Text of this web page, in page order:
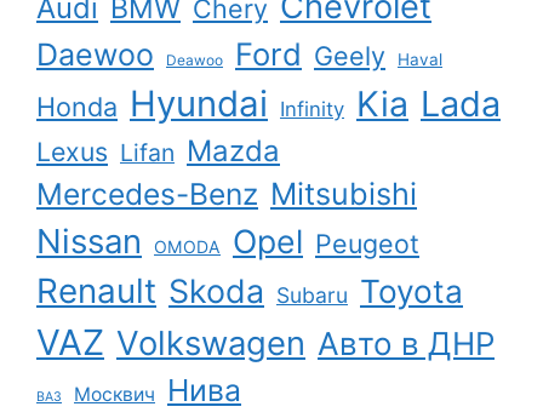
Audi BMW Chery
Daewoo Deawoo Ford Geely Haval
Honda Hyundai Infinity Kia Lada
Lexus Lifan Mazda
Mercedes-Benz Mitsubishi
Nissan OMODA Opel Peugeot
Renault Skoda Subaru Toyota
VAZ Volkswagen Авто в ДНР
ВАЗ Москвич Нива